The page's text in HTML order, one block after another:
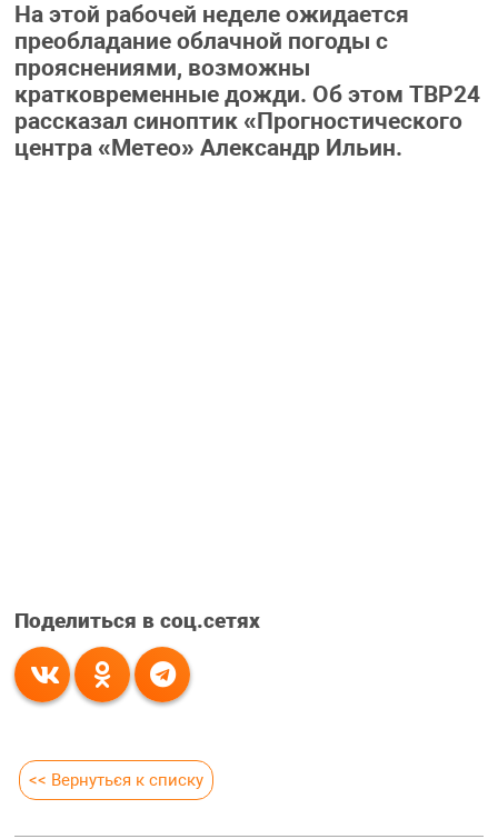
На этой рабочей неделе ожидается
преобладание облачной погоды с
прояснениями, возможны
кратковременные дожди. Об этом ТВР24
рассказал синоптик «Прогностического
центра «Метео» Александр Ильин.
Поделиться в соц.сетях
<< Вернуться к списку